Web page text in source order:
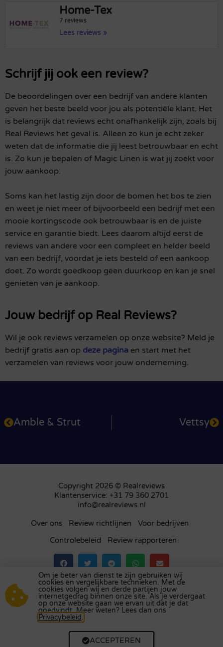
Home-Tex
7 reviews
Lees reviews »
Schrijf jij ook een review?
De beoordelingen over een bedrijf van andere klanten
geven het beste beeld voor jou als potentiële klant. Het
is belangrijk dat reviews echt onafhankelijk zijn, zoals bij
Real Reviews het geval is. Alleen zo kun je echt zeker
weten dat de informatie die jij leest betrouwbaar en echt
is. Zo kun je bepalen of Magic Linen is wat jij zoekt voor
jouw aankoop.
Soms kan het lastig zijn door de bomen het bos te zien
en weet je niet meer of bijvoorbeeld een bedrijf met een
mooie kortingscode ook betrouwbaar is en de juiste
service en garantie biedt. Lees daarom altijd eerst de
reviews van andere voor een compleet en helder beeld
van een bedrijf, voordat je iets besteld of een aankoop
doet. Zo wordt goedkoop geen duurkoop en kan je snel
genieten van je aankoop.
Jouw bedrijf op Real Reviews?
Wil je ook reviews verzamelen op onze website? Meld je
bedrijf gratis aan op deze pagina en start met het
verzamelen van reviews voor jouw onderneming.
Amble & Strut Vettsy
Copyright 2026 © Realreviews
Klantenservice: +31 79 360 2701
info@realreviews.nl
Over ons Review richtlijnen
Voor bedrijven
Controlebeleid
Review rapporteren
Bezoek ons review platform inhet Verenigd
Koninkrijk,Frankrijk,Duitsland ,België,Spanje,
Italië
,Portugal,Polen,Denemarken ,Finland
Zweden.
Om je beter van dienst te zijn gebruiken wij
cookies en vergelijkbare technieken. Met de
cookies volgen wij en derde partijen jouw
internetgedrag binnen onze site. Als je verdergaat
op onze website gaan we ervan uit dat je dat
goedvindt. Meer weten? Lees dan ons
Privacybeleid.
ACCEPTEREN